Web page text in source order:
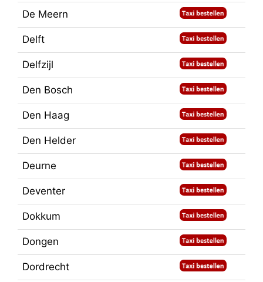
De Meern
Delft
Delfzijl
Den Bosch
Den Haag
Den Helder
Deurne
Deventer
Dokkum
Dongen
Dordrecht